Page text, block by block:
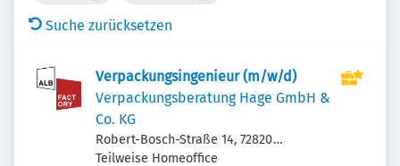
Suche zurücksetzen
Verpackungsingenieur (m/w/d)
Verpackungsberatung Hage GmbH &
Co. KG
Robert-Bosch-Straße 14, 72820
Sonnenbühl, Deutschland
Teilweise Homeoffice